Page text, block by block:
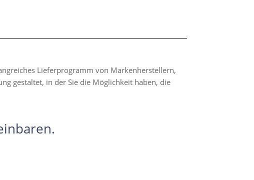
Lieferprogramm von Markenherstellern,
gestaltet, in der Sie die Möglichkeit haben, die